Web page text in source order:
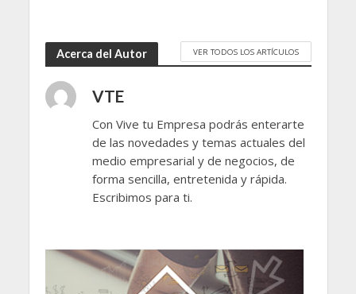
Acerca del Autor VER TODOS LOS ARTÍCULOS
VTE
Con Vive tu Empresa podrás enterarte
de las novedades y temas actuales del
medio empresarial y de negocios, de
forma sencilla, entretenida y rápida.
Escribimos para ti.